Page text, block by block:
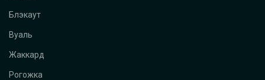
Блэкаут
Вуаль
Жаккард
Рогожка